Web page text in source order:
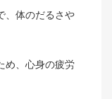
、体のだるさや
め、心身の疲労